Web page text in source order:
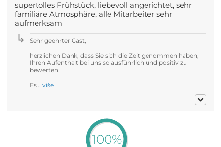
supertolles Frühstück, liebevoll angerichtet, sehr
familiäre Atmosphäre, alle Mitarbeiter sehr
aufmerksam
Sehr geehrter Gast,
herzlichen Dank, dass Sie sich die Zeit genommen haben,
Ihren Aufenthalt bei uns so ausführlich und positiv zu
bewerten.
Es... više
100%